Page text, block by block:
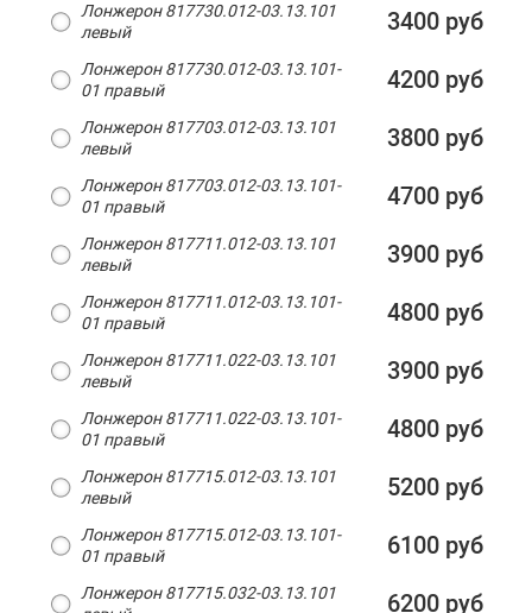
Лонжерон 817730.012-03.13.101
левый
3400 руб
Лонжерон 817730.012-03.13.101-
01 правый
4200 руб
Лонжерон 817703.012-03.13.101
левый
3800 руб
Лонжерон 817703.012-03.13.101-
01 правый
4700 руб
Лонжерон 817711.012-03.13.101
левый
3900 руб
Лонжерон 817711.012-03.13.101-
01 правый
4800 руб
Лонжерон 817711.022-03.13.101
левый
3900 руб
Лонжерон 817711.022-03.13.101-
01 правый
4800 руб
Лонжерон 817715.012-03.13.101
левый
5200 руб
Лонжерон 817715.012-03.13.101-
01 правый
6100 руб
Лонжерон 817715.032-03.13.101
6200 руб